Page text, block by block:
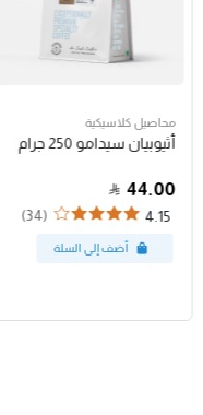
محاصيل كلاسيكية
أثيوبيان سيدامو 250 جرام
44.00
4.15
(34)